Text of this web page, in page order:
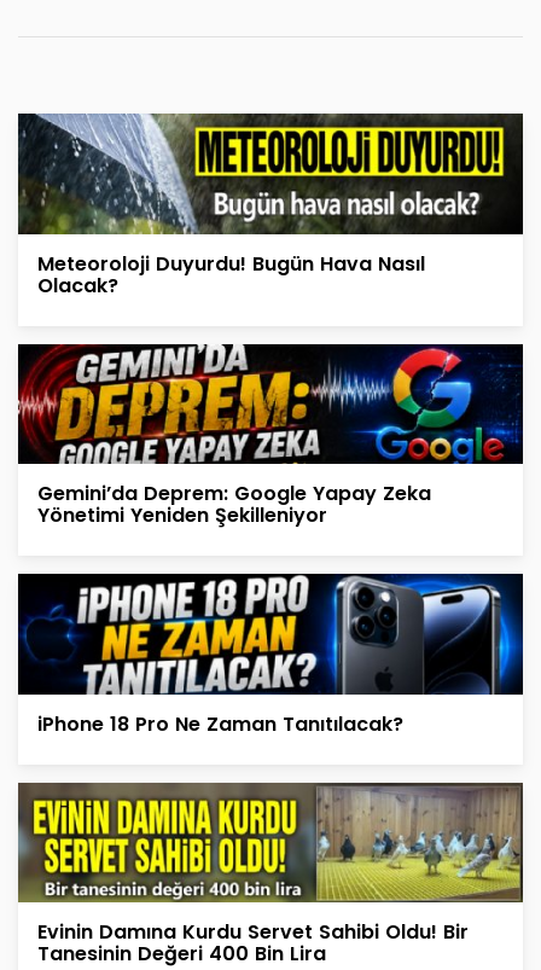
Meteoroloji Duyurdu! Bugün Hava Nasıl
Olacak?
Gemini’da Deprem: Google Yapay Zeka
Yönetimi Yeniden Şekilleniyor
iPhone 18 Pro Ne Zaman Tanıtılacak?
Evinin Damına Kurdu Servet Sahibi Oldu! Bir
Tanesinin Değeri 400 Bin Lira